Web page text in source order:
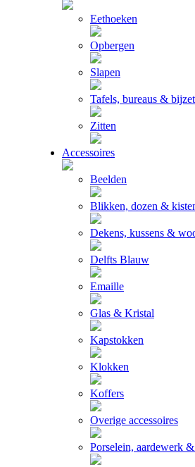
Eethoeken
Opbergen
Slapen
Tafels, bureaus &
Zitten
Accessoires
Beelden
Blikken, dozen &
Dekens, kussens &
Delfts Blauw
Emaille
Glas & Kristal
Kapstokken
Klokken
Koffers
Overige accessoires
Porselein, aardewerk